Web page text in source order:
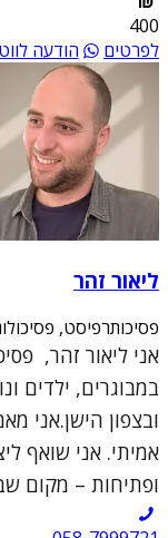
400
לפרטים
הודעה
ליאור זהר
פסיכותרפיסט,
אני ליאור זהר,
במבוגרים, ילדים
ובצפון הישן.אני
אמיתי. אני שואף
ופתיחות – מקום